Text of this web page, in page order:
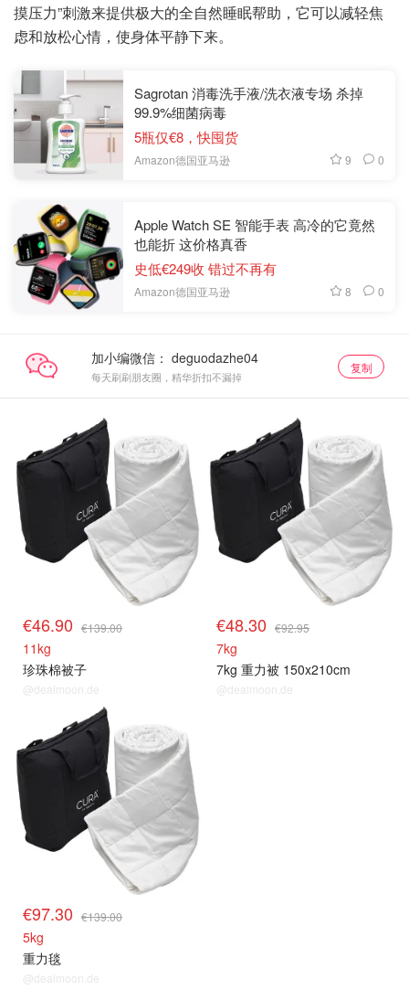
摸压力”刺激来提供极大的全自然睡眠帮助，它可以减轻焦
虑和放松心情，使身体平静下来。
Sagrotan 消毒洗手液/洗衣液专场 杀掉
99.9%细菌病毒
5瓶仅€8，快囤货
Amazon德国亚马逊 9 0
Apple Watch SE 智能手表 高冷的它竟然
也能折 这价格真香
史低€249收 错过不再有
Amazon德国亚马逊 8 0
加小编微信：
每天刷刷朋友圈，精华折扣不漏掉
复制
€46.90 €139.00
11kg
珍珠棉被子
@dealmoon.de
€48.30 €92.95
7kg
7kg 重力被 150x210cm
@dealmoon.de
€97.30 €139.00
5kg
重力毯
@dealmoon.de